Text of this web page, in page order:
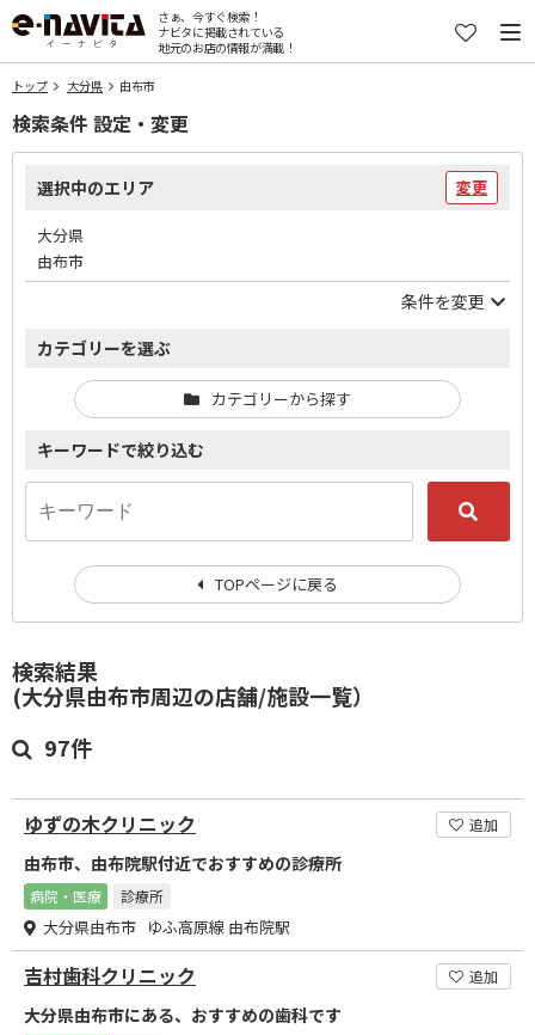
さぁ、今すぐ検索！
ナビタに掲載されている
地元のお店の情報が満載！
トップ 大分県 由布市
検索結果
(大分県由布市周辺の店舗/施設一覧）
97件
ゆずの木クリニック 追加
由布市、由布院駅付近でおすすめの診療所
病院・医療 診療所
大分県由布市 ゆふ高原線 由布院駅
吉村歯科クリニック 追加
大分県由布市にある、おすすめの歯科です
検索条件 設定・変更
選択中のエリア 変更
大分県
由布市
条件を変更
カテゴリーを選ぶ
カテゴリーから探す
キーワードで絞り込む
TOPページに戻る